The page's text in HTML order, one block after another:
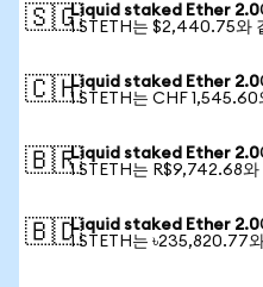
🇸🇬Liquid staked Ether 2.0
1 STETH는 $2,440.75와
🇨🇭Liquid staked Ether 2.0
1 STETH는 CHF 1,545.60
🇧🇷Liquid staked Ether 2.0
1 STETH는 R$9,742.68와
🇧🇩Liquid staked Ether 2.0
1 STETH는 ৳235,820.77